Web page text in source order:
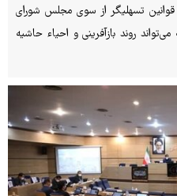
تسهلیگر از سوی مجلس شورای
روند بازآفرینی و احیاء حاشیه